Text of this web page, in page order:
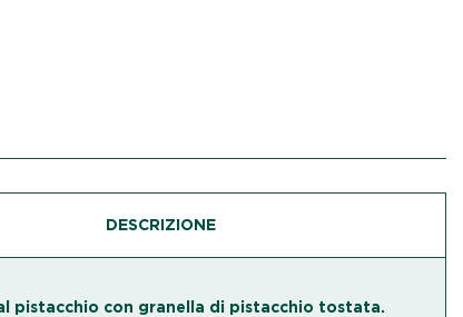
DESCRIZIONE
pistacchio con granella di pistacchio tostata.